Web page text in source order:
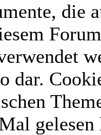
die
dar.